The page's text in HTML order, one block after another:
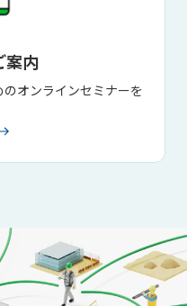
案内
オンラインセミナーを